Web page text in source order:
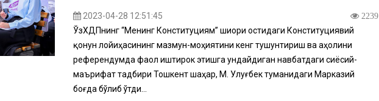
2023-04-28 12:51:45 2239
ЎзХДПнинг “Менинг Конституциям” шиори остидаги Конституциявий
қонун лойиҳасининг мазмун-моҳиятини кенг тушунтириш ва аҳолини
референдумда фаол иштирок этишга ундайдиган навбатдаги сиёсий-
маърифат тадбири Тошкент шаҳар, М. Улуғбек туманидаги Марказий
боғда бўлиб ўтди...